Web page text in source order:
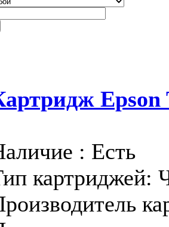
Epson
: Есть
картриджей: